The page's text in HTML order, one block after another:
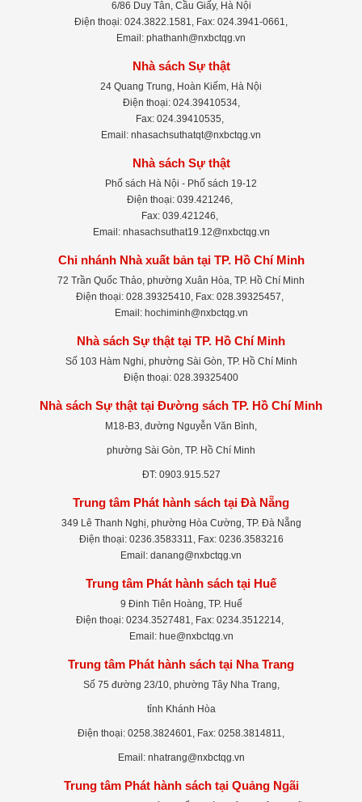
6/86 Duy Tân, Cầu Giấy, Hà Nội
Điện thoại: 024.3822.1581, Fax: 024.3941-0661,
Email: phathanh@nxbctqg.vn
Nhà sách Sự thật
24 Quang Trung, Hoàn Kiếm, Hà Nội
Điện thoại: 024.39410534,
Fax: 024.39410535,
Email: nhasachsuthatqt@nxbctqg.vn
Nhà sách Sự thật
Phố sách Hà Nội - Phố sách 19-12
Điện thoại: 039.421246,
Fax: 039.421246,
Email: nhasachsuthat19.12@nxbctqg.vn
Chi nhánh Nhà xuất bản tại TP. Hồ Chí Minh
72 Trần Quốc Thảo, phường Xuân Hòa, TP. Hồ Chí Minh
Điện thoại: 028.39325410, Fax: 028.39325457,
Email: hochiminh@nxbctqg.vn
Nhà sách Sự thật tại TP. Hồ Chí Minh
Số 103 Hàm Nghi, phường Sài Gòn, TP. Hồ Chí Minh
Điện thoại: 028.39325400
Nhà sách Sự thật tại Đường sách TP. Hồ Chí Minh
M18-B3, đường Nguyễn Văn Bình,
phường Sài Gòn, TP. Hồ Chí Minh
ĐT: 0903.915.527
Trung tâm Phát hành sách tại Đà Nẵng
349 Lê Thanh Nghị, phường Hòa Cường, TP. Đà Nẵng
Điện thoại: 0236.3583311, Fax: 0236.3583216
Email: danang@nxbctqg.vn
Trung tâm Phát hành sách tại Huế
9 Đinh Tiên Hoàng, TP. Huế
Điện thoại: 0234.3527481, Fax: 0234.3512214,
Email: hue@nxbctqg.vn
Trung tâm Phát hành sách tại Nha Trang
Số 75 đường 23/10, phường Tây Nha Trang,
tỉnh Khánh Hòa
Điện thoại: 0258.3824601, Fax: 0258.3814811,
Email: nhatrang@nxbctqg.vn
Trung tâm Phát hành sách tại Quảng Ngãi